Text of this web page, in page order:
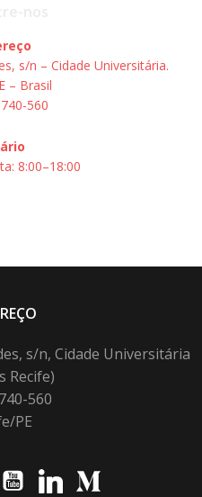
s/n – Cidade Universitária.
– Brasil
560
8:00–18:00
s/n, Cidade Universitária
Recife)
560
PE